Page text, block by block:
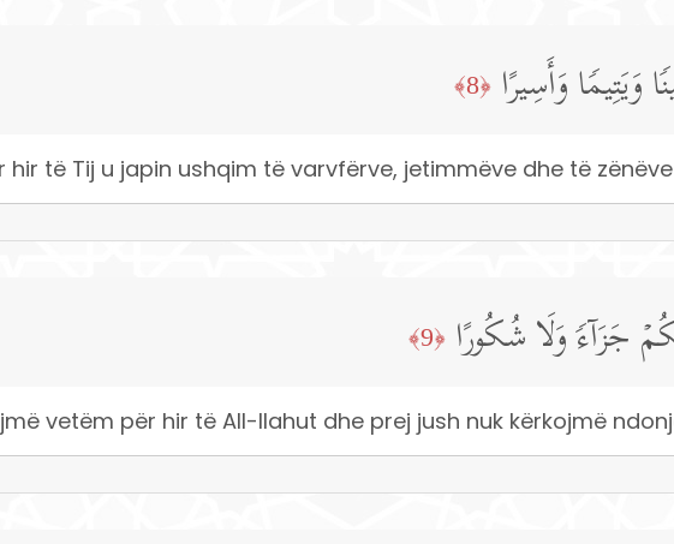
وَأَسِیرًا ﴿8﴾
hir të Tij u japin ushqim të varvfërve, jetimmëve dhe të
جَزَاۤءࣰ وَلَا شُكُورًا ﴿9﴾
vetëm për hir të All-llahut dhe prej jush nuk kërkojmë